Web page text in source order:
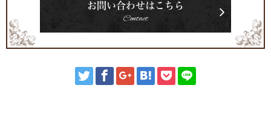
お問い合わせはこちら
Contact